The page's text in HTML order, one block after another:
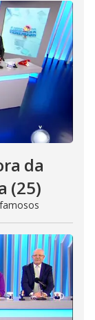
da
(25)